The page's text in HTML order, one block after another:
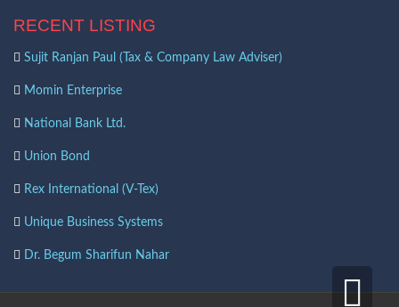
RECENT LISTING
Sujit Ranjan Paul (Tax & Company Law Adviser)
Momin Enterprise
National Bank Ltd.
Union Bond
Rex International (V-Tex)
Unique Business Systems
Dr. Begum Sharifun Nahar